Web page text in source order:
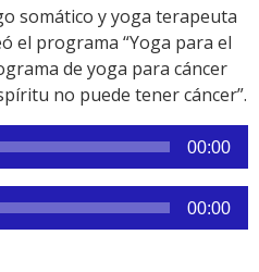
Link
somático y yoga terapeuta
el programa “Yoga para el
de yoga para cáncer
no puede tener cáncer”.
00:00
00:00